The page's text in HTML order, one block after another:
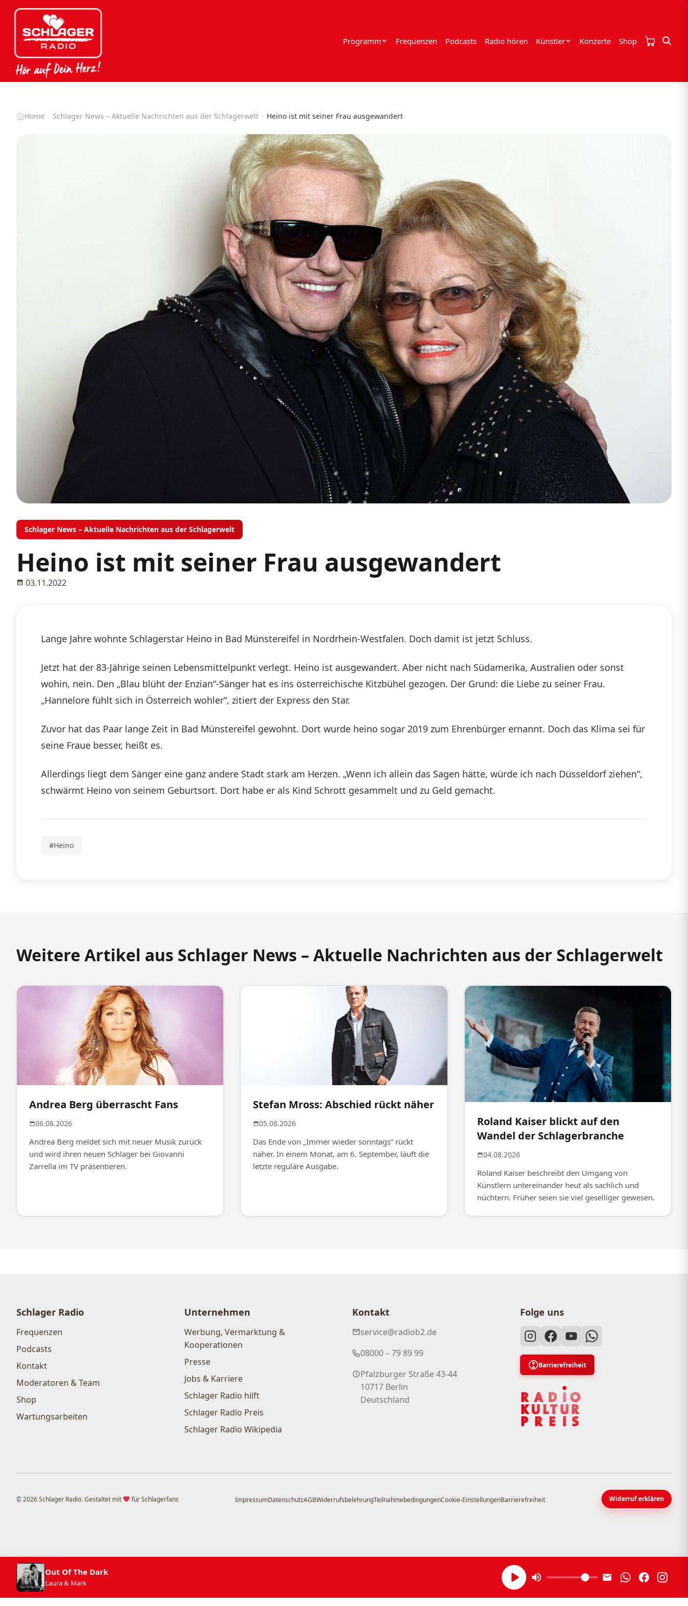
Programm Frequenzen Podcasts Radio hören Künstler Konzerte Shop
Home Schlager News – Aktuelle Nachrichten aus der Schlagerwelt Heino ist mit seiner Frau ausgewandert
Schlager News – Aktuelle Nachrichten aus der Schlagerwelt
Heino ist mit seiner Frau ausgewandert
03.11.2022
Lange Jahre wohnte Schlagerstar Heino in Bad Münstereifel in Nordrhein-Westfalen. Doch damit ist jetzt Schluss.
Jetzt hat der 83-Jährige seinen Lebensmittelpunkt verlegt. Heino ist ausgewandert. Aber nicht nach Südamerika, Australien oder sonst
wohin, nein. Den „Blau blüht der Enzian“-Sänger hat es ins österreichische Kitzbühel gezogen. Der Grund: die Liebe zu seiner Frau.
„Hannelore fühlt sich in Österreich wohler“, zitiert der Express den Star.
Zuvor hat das Paar lange Zeit in Bad Münstereifel gewohnt. Dort wurde heino sogar 2019 zum Ehrenbürger ernannt. Doch das Klima sei für
seine Fraue besser, heißt es.
Allerdings liegt dem Sänger eine ganz andere Stadt stark am Herzen. „Wenn ich allein das Sagen hätte, würde ich nach Düsseldorf ziehen“,
schwärmt Heino von seinem Geburtsort. Dort habe er als Kind Schrott gesammelt und zu Geld gemacht.
#Heino
Weitere Artikel aus Schlager News – Aktuelle Nachrichten aus der Schlagerwelt
Andrea Berg überrascht Fans
06.08.2026
Andrea Berg meldet sich mit neuer Musik zurück
und wird ihren neuen Schlager bei Giovanni
Zarrella im TV präsentieren.
Stefan Mross: Abschied rückt näher
05.08.2026
Das Ende von „Immer wieder sonntags“ rückt
näher. In einem Monat, am 6. September, läuft die
letzte reguläre Ausgabe.
Roland Kaiser blickt auf den
Wandel der Schlagerbranche
04.08.2026
Roland Kaiser beschreibt den Umgang von
Künstlern untereinander heut als sachlich und
nüchtern. Früher seien sie viel geselliger gewesen.
Schlager Radio
Frequenzen
Podcasts
Kontakt
Moderatoren & Team
Shop
Wartungsarbeiten
Unternehmen
Werbung, Vermarktung &
Kooperationen
Presse
Jobs & Karriere
Schlager Radio hilft
Schlager Radio Preis
Schlager Radio Wikipedia
Kontakt
service@radiob2.de
08000 – 79 89 99
Pfalzburger Straße 43-44
10717 Berlin
Deutschland
Folge uns
Barrierefreiheit
© 2026 Schlager Radio. Gestaltet mit für Schlagerfans ImpressumDatenschutzAGBWiderrufsbelehrungTeilnahmebedingungenCookie-EinstellungenBarrierefreiheit Widerruf erklären
Out Of The Dark
Laura & Mark